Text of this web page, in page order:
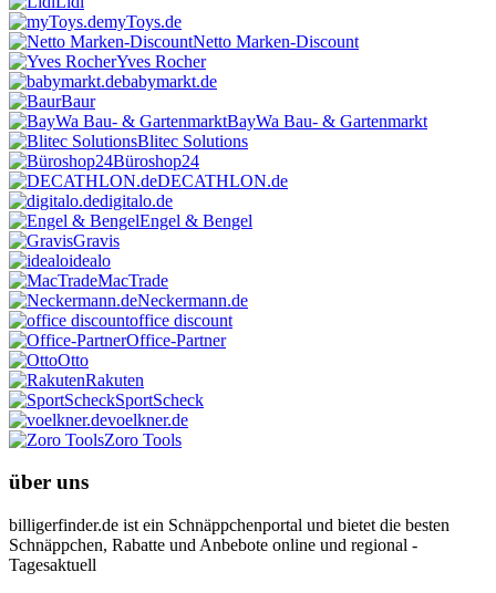
myToys.de
Netto Marken-Discount
Yves Rocher
babymarkt.de
Baur
BayWa Bau- & Gartenmarkt
Blitec Solutions
Büroshop24
DECATHLON.de
digitalo.de
Engel & Bengel
Gravis
idealo
MacTrade
Neckermann.de
office discount
Office-Partner
Otto
Rakuten
SportScheck
voelkner.de
Zoro Tools
über uns
billigerfinder.de ist ein Schnäppchenportal und bietet die besten
Schnäppchen, Rabatte und Anbebote online und regional -
Tagesaktuell